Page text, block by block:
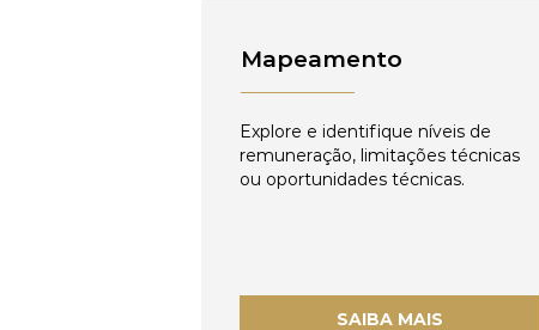
Mapeamento
Explore e identifique níveis de
remuneração, limitações técnicas
ou oportunidades técnicas.
SAIBA MAIS